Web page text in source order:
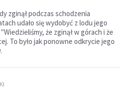
zginął podczas schodzenia
udało się wydobyć z lodu jego
że zginął w górach i że
To było jak ponowne odkrycie jego